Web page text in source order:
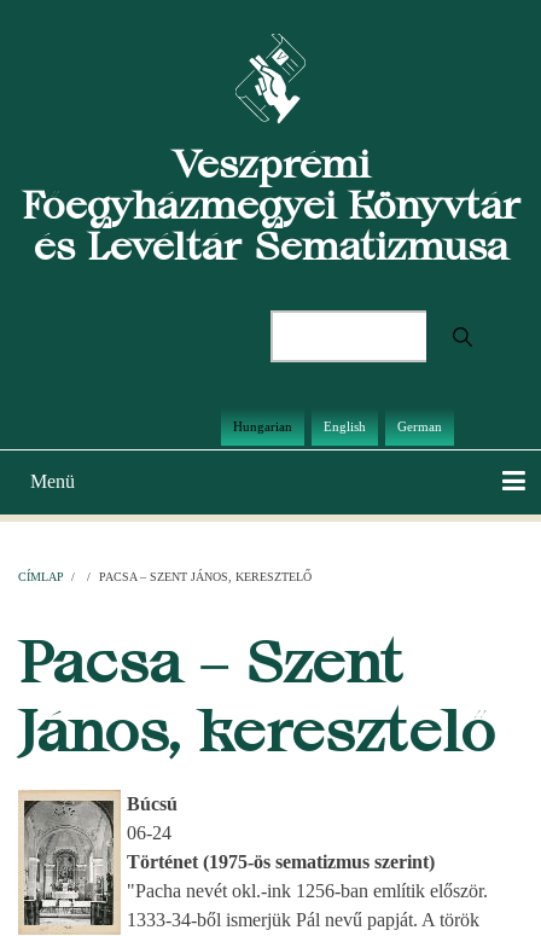
Veszprémi
Főegyházmegyei Könyvtár
és Levéltár Sematizmusa
Hungarian English German
Main
navigation
Menü
CÍMLAP / / PACSA – SZENT JÁNOS, KERESZTELŐ
Pacsa – Szent
János, keresztelő
Búcsú
06-24
Történet (1975-ös sematizmus szerint)
"Pacha nevét okl.-ink 1256-ban említik először.
1333-34-ből ismerjük Pál nevű papját. A török